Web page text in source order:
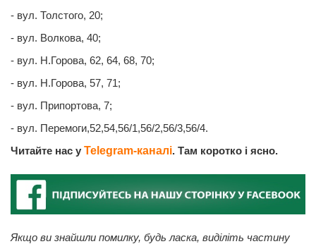
- вул. Толстого, 20;
- вул. Волкова, 40;
- вул. Н.Горова, 62, 64, 68, 70;
- вул. Н.Горова, 57, 71;
- вул. Припортова, 7;
- вул. Перемоги,52,54,56/1,56/2,56/3,56/4.
Читайте нас у Telegram-каналі. Там коротко і ясно.
Якщо ви знайшли помилку, будь ласка, виділіть частину